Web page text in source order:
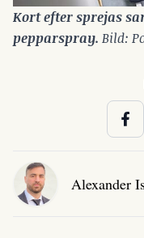
Kort efter sprejas
pepparspray. Bild:
Alexander